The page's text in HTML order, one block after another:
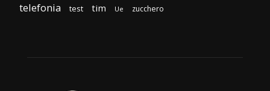
telefonia test tim Ue zucchero